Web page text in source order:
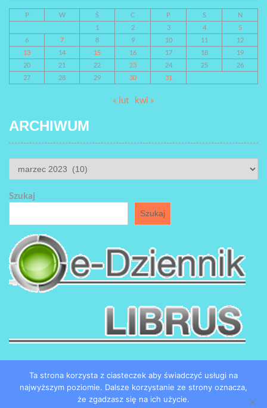
P W Ś C P S
N
1
2 3 4
5
6
7 8 9 10 11
12
13
14 15 16 17 18
19
20
21 22 23 24 25
26
27
28 29 30 31
« lut kwi »
ARCHIWUM
ARCHIWUM
Szukaj
Szukaj
Ta strona korzysta z ciasteczek aby świadczyć usługi na
najwyższym poziomie. Dalsze korzystanie ze strony oznacza,
że zgadzasz się na ich użycie.